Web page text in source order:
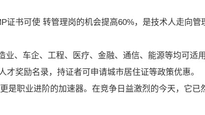
证书可使 转管理岗的机会提高60%，是技术人走向管
业、车企、工程、医疗、金融、通信、能源等均可适用
才奖励名录，持证者可申请城市居住证等政策优惠。
是职业进阶的加速器。在竞争日益激烈的今天，它已